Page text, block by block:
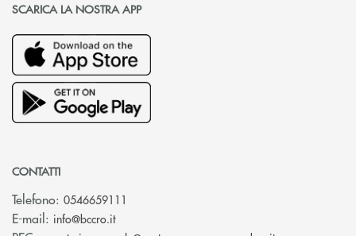
SCARICA LA NOSTRA APP
CONTATTI
Telefono: 0546659111
E-mail: info@bccro.it(si apre l’app di posta elettronica)